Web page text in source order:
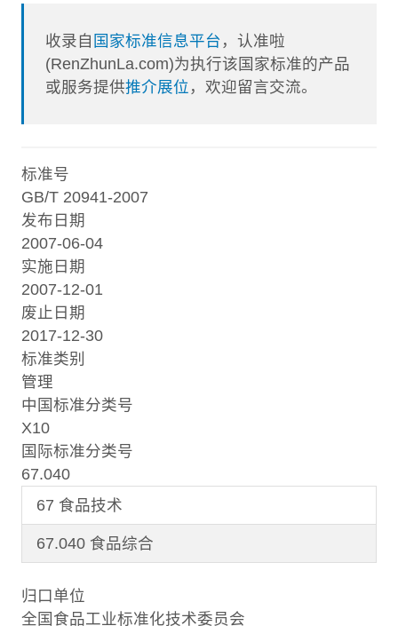
收录自 国家标准信息平台 ，认准啦
(RenZhunLa.com)为执行该国家标准的产品
或服务提供推介展位 ，欢迎留言交流。
标准号
GB/T 20941-2007
发布日期
2007-06-04
实施日期
2007-12-01
废止日期
2017-12-30
标准类别
管理
中国标准分类号
X10
国际标准分类号
67.040
67 食品技术
67.040 食品综合
归口单位
全国食品工业标准化技术委员会